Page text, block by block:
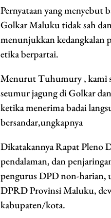
Pernyataan yang menyebut
Golkar Maluku tidak sah
menunjukkan kedangkalan
etika berpartai.
Menurut Tuhumury , kami
seumur jagung di Golkar
ketika menerima badai
bersandar,ungkapnya
Dikatakannya Rapat Pleno
pendalaman, dan
pengurus DPD non-harian,
DPRD Provinsi Maluku,
kabupaten/kota.